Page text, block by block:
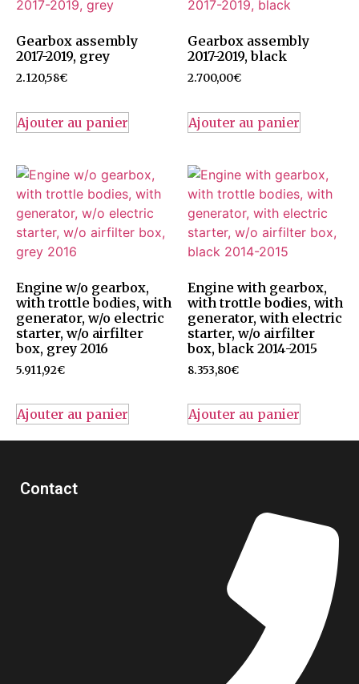
Gearbox assembly
2017-2019, grey
2.120,58€
Ajouter au panier
Gearbox assembly
2017-2019, black
2.700,00€
Ajouter au panier
Engine w/o gearbox,
with trottle bodies, with
generator, w/o electric
starter, w/o airfilter
box, grey 2016
5.911,92€
Ajouter au panier
Engine with gearbox,
with trottle bodies, with
generator, with electric
starter, w/o airfilter
box, black 2014-2015
8.353,80€
Ajouter au panier
Contact